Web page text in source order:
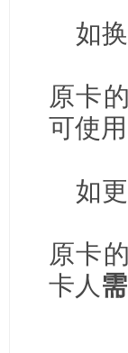
如
原卡
可使用
如
原卡
卡人